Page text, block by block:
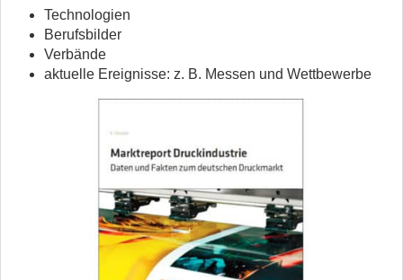
Technologien
Berufsbilder
Verbände
aktuelle Ereignisse: z. B. Messen und Wettbewerbe